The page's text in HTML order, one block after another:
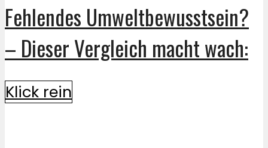
Fehlendes Umweltbewusstsein?
– Dieser Vergleich macht wach:
Klick rein